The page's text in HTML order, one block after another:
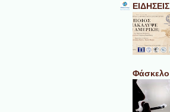
ΕΙΔΗΣΕΙΣ
Φάσκελο